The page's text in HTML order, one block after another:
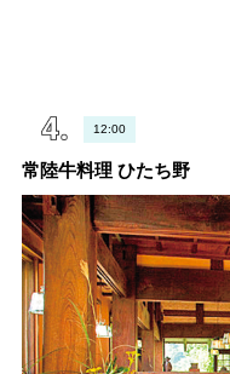
12:00
常陸牛料理 ひたち野